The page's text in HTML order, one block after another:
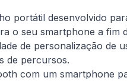
portátil desenvolvido
o seu smartphone a fim
de personalização
de percursos.
com um smartphone